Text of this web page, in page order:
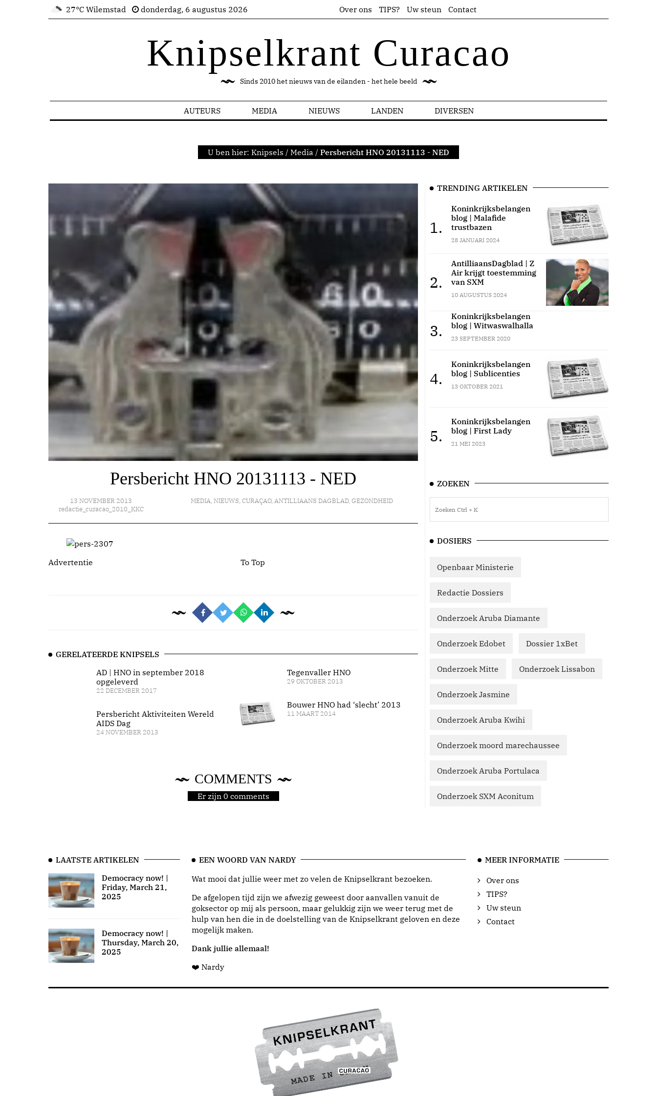
27°C Wilemstad donderdag, 6 augustus 2026 Over ons TIPS? Uw steun Contact
Knipselkrant Curacao
Sinds 2010 het nieuws van de eilanden - het hele beeld
AUTEURS MEDIA NIEUWS LANDEN DIVERSEN
U ben hier: Knipsels / Media / Persbericht HNO 20131113 - NED
Persbericht HNO 20131113 - NED
13 NOVEMBER 2013
redactie_curacao_2010_KKC
MEDIA, NIEUWS, CURAÇAO, ANTILLIAANS DAGBLAD, GEZONDHEID
Advertentie To Top
GERELATEERDE KNIPSELS
AD | HNO in september 2018
opgeleverd
22 DECEMBER 2017
Persbericht Aktiviteiten Wereld
AIDS Dag
24 NOVEMBER 2013
Tegenvaller HNO
29 OKTOBER 2013
Bouwer HNO had ‘slecht’ 2013
11 MAART 2014
COMMENTS
Er zijn 0 comments
TRENDING ARTIKELEN
1.
Koninkrijksbelangen
blog | Malafide
trustbazen
28 JANUARI 2024
2.
AntilliaansDagblad | Z
Air krijgt toestemming
van SXM
10 AUGUSTUS 2024
3.
Koninkrijksbelangen
blog | Witwaswalhalla
23 SEPTEMBER 2020
4.
Koninkrijksbelangen
blog | Sublicenties
13 OKTOBER 2021
5.
Koninkrijksbelangen
blog | First Lady
21 MEI 2023
ZOEKEN
DOSIERS
Openbaar Ministerie
Redactie Dossiers
Onderzoek Aruba Diamante
Onderzoek Edobet Dossier 1xBet
Onderzoek Mitte Onderzoek Lissabon
Onderzoek Jasmine
Onderzoek Aruba Kwihi
Onderzoek moord marechaussee
Onderzoek Aruba Portulaca
Onderzoek SXM Aconitum
LAATSTE ARTIKELEN
Democracy now! |
Friday, March 21,
2025
Democracy now! |
Thursday, March 20,
2025
EEN WOORD VAN NARDY
Wat mooi dat jullie weer met zo velen de Knipselkrant bezoeken.
De afgelopen tijd zijn we afwezig geweest door aanvallen vanuit de
goksector op mij als persoon, maar gelukkig zijn we weer terug met de
hulp van hen die in de doelstelling van de Knipselkrant geloven en deze
mogelijk maken.
Dank jullie allemaal!
❤️ Nardy
MEER INFORMATIE
Over ons
TIPS?
Uw steun
Contact